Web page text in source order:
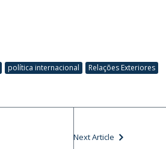
política internacional Relações Exteriores
Next Article